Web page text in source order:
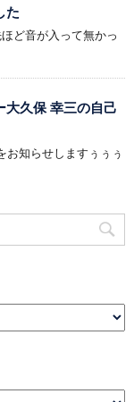
た
ど音が入って無かっ
大久保 幸三の自己
お知らせしますぅぅぅ